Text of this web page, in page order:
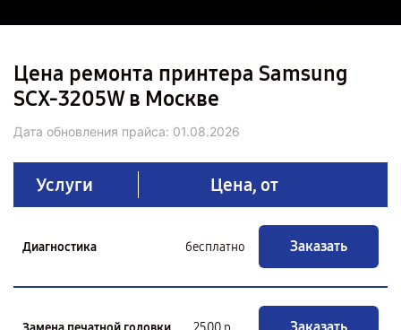
Цена ремонта принтера Samsung
SCX-3205W в Москве
Дата обновления прайса: 01.08.2026
Услуги Цена, от
Диагностика бесплатно Заказать